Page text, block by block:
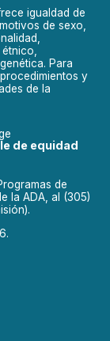
igualdad de
de sexo,
Para
y
de la
de equidad
de
la ADA, al (305)